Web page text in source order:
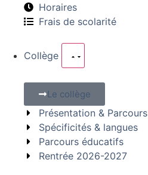
Horaires
Frais de scolarité
Collège
Le collège
Présentation & Parcours
Spécificités & langues
Parcours éducatifs
Rentrée 2026-2027